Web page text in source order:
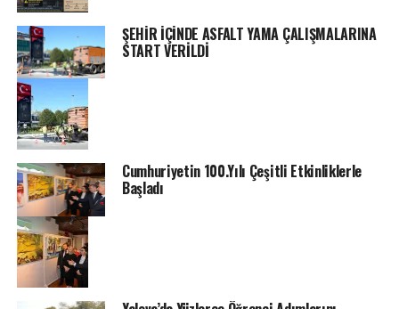
ŞEHİR İÇİNDE ASFALT YAMA ÇALIŞMALARINA
START VERİLDİ
Cumhuriyetin 100.Yılı Çeşitli Etkinliklerle
Başladı